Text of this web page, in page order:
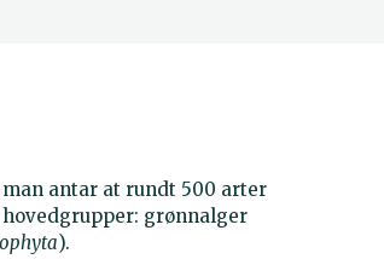
antar at rundt 500 arter
grønnalger
).